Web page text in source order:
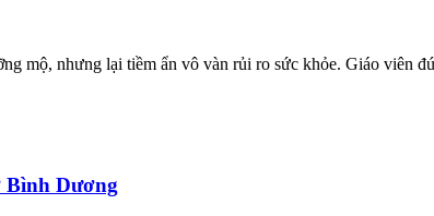
mộ, nhưng lại tiềm ẩn vô vàn rủi ro sức khỏe. Giáo viên
Bình Dương